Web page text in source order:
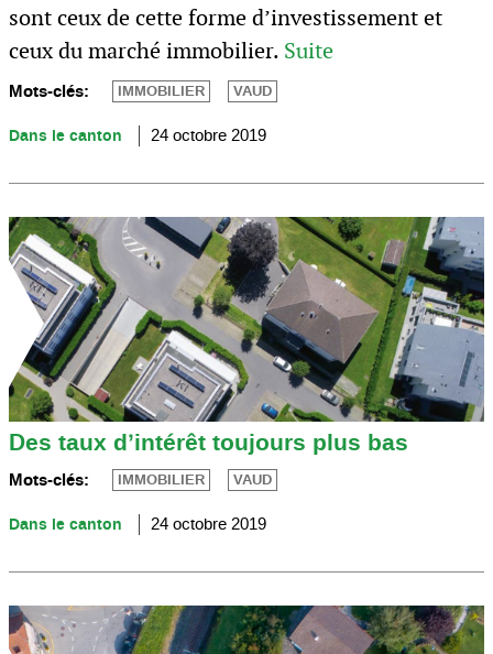
sont ceux de cette forme d’investissement et
ceux du marché immobilier. Suite
Mots-clés: IMMOBILIER VAUD
Dans le canton 24 octobre 2019
Des taux d’intérêt toujours plus bas
Mots-clés: IMMOBILIER VAUD
Dans le canton 24 octobre 2019